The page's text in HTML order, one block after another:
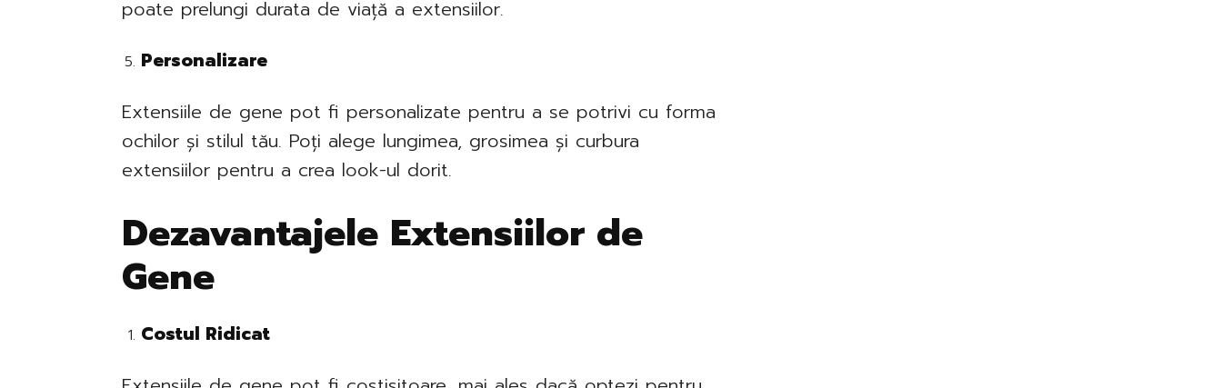
poate prelungi durata de viață a extensiilor.
Personalizare
Extensiile de gene pot fi personalizate pentru a se potrivi cu forma
ochilor și stilul tău. Poți alege lungimea, grosimea și curbura
extensiilor pentru a crea look-ul dorit.
Dezavantajele Extensiilor de
Gene
Costul Ridicat